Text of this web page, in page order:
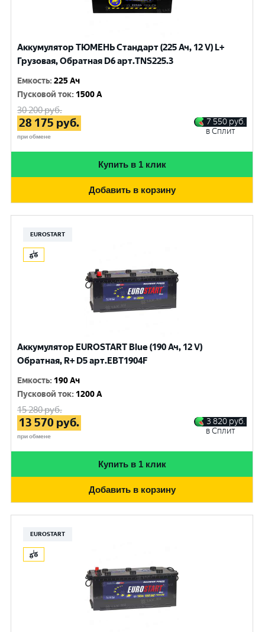
Аккумулятор ТЮМЕНЬ Стандарт (225 Ач, 12 V) L+
Грузовая, Обратная D6 арт.TNS225.3
Емкость:225 Ач
Пусковой ток: 1500 A
30 200руб.
28 175 руб.
при обмене
7 550 руб.
в Сплит
Купить в 1 клик
Добавить в корзину
EUROSTART
Аккумулятор EUROSTART Blue (190 Ач, 12 V)
Обратная, R+ D5 арт.EBT1904F
Емкость: 190 Ач
Пусковой ток: 1200 A
15 280руб.
13 570 руб.
при обмене
3 820 руб.
в Сплит
Купить в 1 клик
Добавить в корзину
EUROSTART